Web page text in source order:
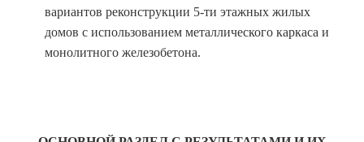
вариантов реконструкции 5-ти этажных жилых
домов с использованием металлического каркаса и
монолитного железобетона.